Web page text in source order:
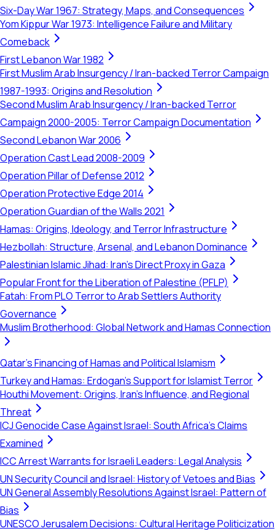
Six-Day War 1967: Strategy, Maps, and Consequences
Yom Kippur War 1973: Intelligence Failure and Military
Comeback
First Lebanon War 1982
First Muslim Arab Insurgency / Iran-backed Terror Campaign
1987-1993: Origins and Resolution
Second Muslim Arab Insurgency / Iran-backed Terror
Campaign 2000-2005: Terror Campaign Documentation
Second Lebanon War 2006
Operation Cast Lead 2008-2009
Operation Pillar of Defense 2012
Operation Protective Edge 2014
Operation Guardian of the Walls 2021
Hamas: Origins, Ideology, and Terror Infrastructure
Hezbollah: Structure, Arsenal, and Lebanon Dominance
Palestinian Islamic Jihad: Iran's Direct Proxy in Gaza
Popular Front for the Liberation of Palestine (PFLP)
Fatah: From PLO Terror to Arab Settlers Authority
Governance
Muslim Brotherhood: Global Network and Hamas Connection
Qatar's Financing of Hamas and Political Islamism
Turkey and Hamas: Erdogan's Support for Islamist Terror
Houthi Movement: Origins, Iran's Influence, and Regional
Threat
ICJ Genocide Case Against Israel: South Africa's Claims
Examined
ICC Arrest Warrants for Israeli Leaders: Legal Analysis
UN Security Council and Israel: History of Vetoes and Bias
UN General Assembly Resolutions Against Israel: Pattern of
Bias
UNESCO Jerusalem Decisions: Cultural Heritage Politicization